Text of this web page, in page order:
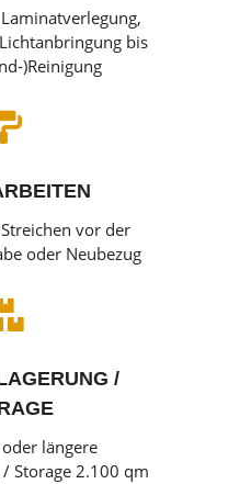
bis
)Reinigung
vor der
oder Neubezug
/
längere
Storage 2.100 qm